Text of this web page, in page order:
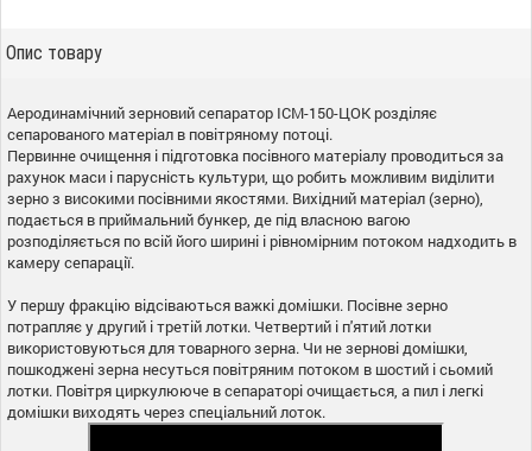
Опис товару
Аеродинамічний зерновий сепаратор ІСМ-150-ЦОК розділяє
сепарованого матеріал в повітряному потоці.
Первинне очищення і підготовка посівного матеріалу проводиться за
рахунок маси і парусність культури, що робить можливим виділити
зерно з високими посівними якостями. Вихідний матеріал (зерно),
подається в приймальний бункер, де під власною вагою
розподіляється по всій його ширині і рівномірним потоком надходить в
камеру сепарації.
У першу фракцію відсіваються важкі домішки. Посівне зерно
потрапляє у другий і третій лотки. Четвертий і п'ятий лотки
використовуються для товарного зерна. Чи не зернові домішки,
пошкоджені зерна несуться повітряним потоком в шостий і сьомий
лотки. Повітря циркулююче в сепараторі очищається, а пил і легкі
домішки виходять через спеціальний лоток.